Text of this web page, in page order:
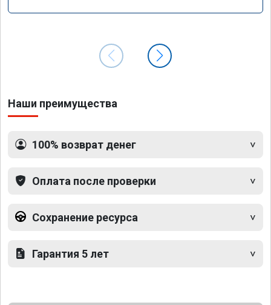
Наши преимущества
100% возврат денег
Оплата после проверки
Сохранение ресурса
Гарантия 5 лет